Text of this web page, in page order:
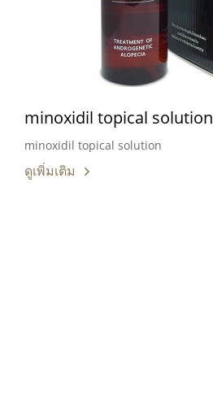
minoxidil topical solution
minoxidil topical solution
ดูเพิ่มเติม